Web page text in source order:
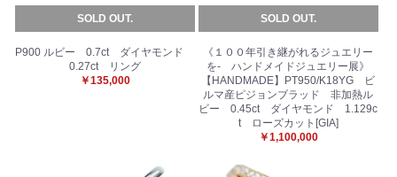
SOLD OUT.
P900 ルビー 0.7ct ダイヤモンド
0.27ct リング
￥135,000
SOLD OUT.
《１００年引き継がれるジュエリー
を- ハンドメイドジュエリー展》
【HANDMADE】PT950/K18YG ビ
ルマ産ピジョンブラッド 非加熱ル
ビー 0.45ct ダイヤモンド 1.129c
t ローズカット[GIA]
￥1,100,000